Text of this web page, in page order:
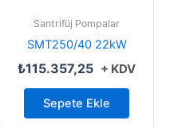
Santrifüj Pompalar
SMT250/40 22kW
₺115.357,25 + KDV
Sepete Ekle